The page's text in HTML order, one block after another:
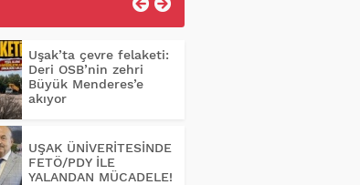
Uşak’ta çevre felaketi:
Deri OSB’nin zehri
Büyük Menderes’e
akıyor
UŞAK ÜNİVERİTESİNDE
FETÖ/PDY İLE
YALANDAN MÜCADELE!